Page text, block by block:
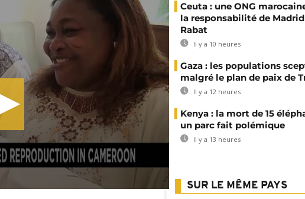
Ceuta : une ONG
la responsabilité de
Rabat
Il y a 10 heures
Gaza : les populations
malgré le plan de paix de
Il y a 12 heures
Kenya : la mort de 15
un parc fait polémique
Il y a 13 heures
SUR LE MÊME PAYS